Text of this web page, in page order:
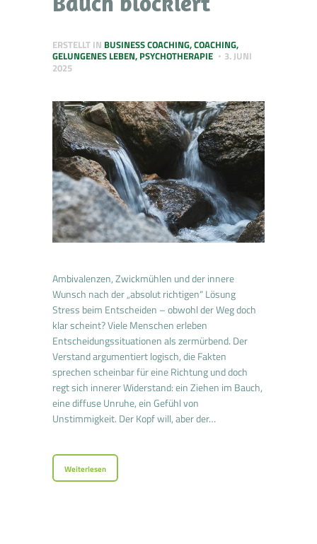
ERSTELLT IN BUSINESS COACHING,COACHING,
GELUNGENES LEBEN, PSYCHOTHERAPIE
3. JUNI
2025
Ambivalenzen, Zwickmühlen und der innere
Wunsch nach der „absolut richtigen“ Lösung
Stress beim Entscheiden – obwohl der Weg doch
klar scheint? Viele Menschen erleben
Entscheidungssituationen als zermürbend. Der
Verstand argumentiert logisch, die Fakten
sprechen scheinbar für eine Richtung und doch
regt sich innerer Widerstand: ein Ziehen im Bauch,
eine diffuse Unruhe, ein Gefühl von
Unstimmigkeit. Der Kopf will, aber der…
Weiterlesen